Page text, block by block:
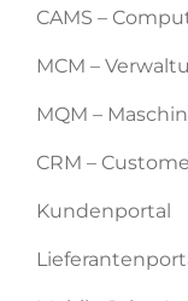
CAMS –
MCM –
MQM –
CRM –
Kundenportal